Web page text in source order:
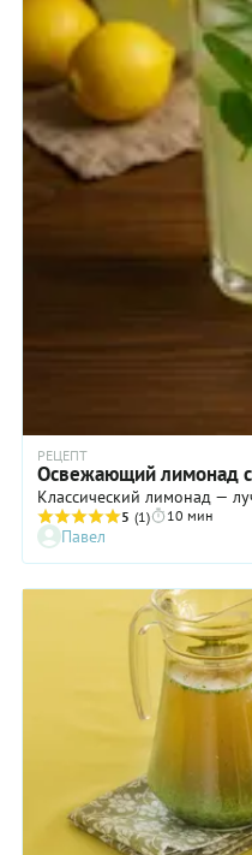
РЕЦЕПТ
Освежающий лимонад
Классический лимонад —
5 (1) 10 мин
Павел